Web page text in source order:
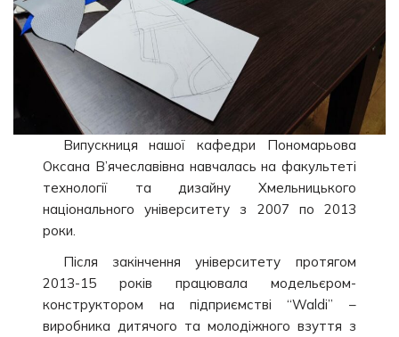
Випускниця нашої кафедри Пономарьова
Оксана В’ячеславівна навчалась на факультеті
технології та дизайну Хмельницького
національного університету з 2007 по 2013
роки.
Після закінчення університету протягом
2013-15 років працювала модельєром-
конструктором на підприємстві “Waldi” –
виробника дитячого та молодіжного взуття з